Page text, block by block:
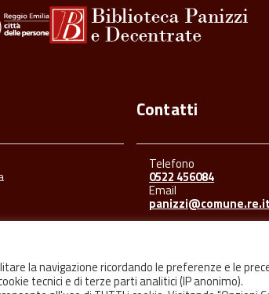
Contatti
Telefono
0522 456084
Email
panizzi@comune.re.it
la navigazione ricordando le preferenze e le
tecnici e di terze parti analitici (IP anonimo).